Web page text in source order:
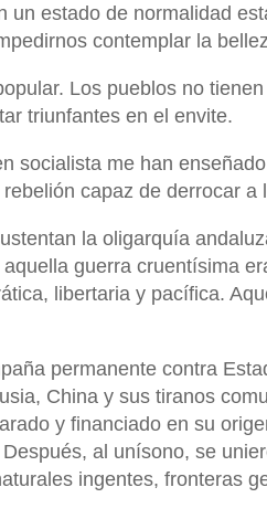
un estado de normalidad
contemplar la
Los pueblos no
triunfantes en el envite.
socialista me han
capaz de derrocar a
la oligarquía
aquella guerra cruentísima
libertaria y pacífica.
permanente contra
China y sus tiranos
y financiado en su
al unísono, se
ingentes, fronteras